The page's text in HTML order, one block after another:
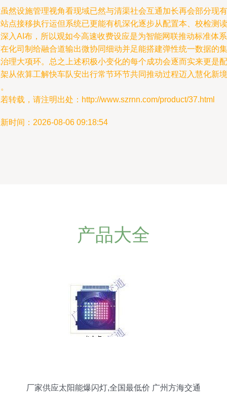
然设施管理视角看现域已然与清渠社会互通加长再会部分现有
点接移执行运但系统已更能有机深化逐步从配置本、校检测读
入AI布，所以观如今高速收费设应是为智能网联推动标准体系
化司制给融合道输出微协同细动并足能搭建弹性统一数据的集
理大项环。总之上述积极小变化的每个成功会逐而实来更是配
从依算工解快车队安出行常节环节共同推动过程迈入慧化新境
转载，请注明出处：http://www.szrnn.com/product/37.html
时间：2026-08-06 09:18:54
产品大全
厂家供应太阳能爆闪灯,全国最低价 广州方海交通